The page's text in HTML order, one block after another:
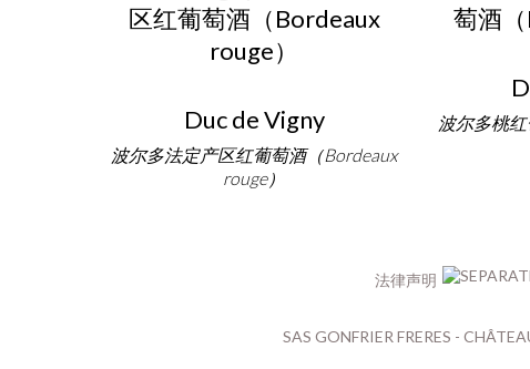
Duc de Vigny
波尔多法定产区红葡萄酒（Bordeaux
rouge）
波尔多桃红
法律声明
SAS GONFRIER FRERES -